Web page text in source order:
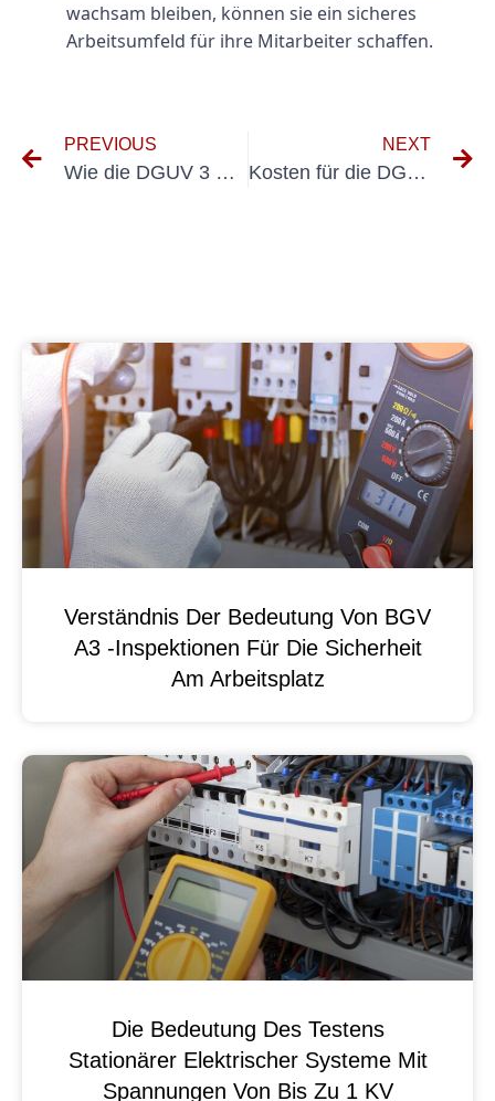
wachsam bleiben, können sie ein sicheres
Arbeitsumfeld für ihre Mitarbeiter schaffen.
PREVIOUS
Wie die DGUV 3 Vorschrift 3 ein sicheres und gesundes Arbeitsumfeld unterstützt
NEXT
Kosten für die DGUV 70-Prüfung vergleichen: Den besten Wert finden
Verständnis Der Bedeutung Von BGV
A3 -Inspektionen Für Die Sicherheit
Am Arbeitsplatz
Die Bedeutung Des Testens
Stationärer Elektrischer Systeme Mit
Spannungen Von Bis Zu 1 KV